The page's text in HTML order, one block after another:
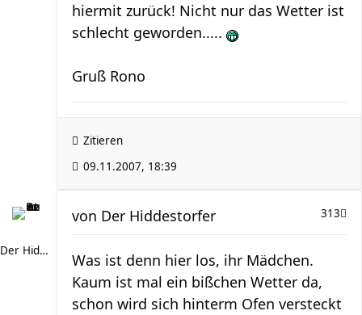
hiermit zurück! Nicht nur das Wetter ist
schlecht geworden.....
Gruß Rono
Zitieren
09.11.2007, 18:39
Der Hiddestorfer
313
von Der Hiddestorfer
Was ist denn hier los, ihr Mädchen.
Kaum ist mal ein bißchen Wetter da,
schon wird sich hinterm Ofen versteckt